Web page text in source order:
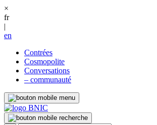
×
fr
|
en
Contrées
Cosmopolite
Conversations
– communauté